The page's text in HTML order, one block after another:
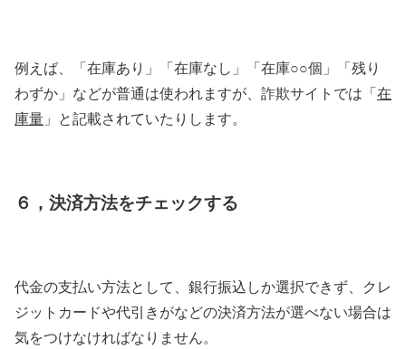
例えば、「在庫あり」「在庫なし」「在庫○○個」「残り
わずか」などが普通は使われますが、詐欺サイトでは「在
庫量 」と記載されていたりします。
６，決済方法をチェックする
代金の支払い方法として、銀行振込しか選択できず、クレ
ジットカードや代引きがなどの決済方法が選べない場合は
気をつけなければなりません。